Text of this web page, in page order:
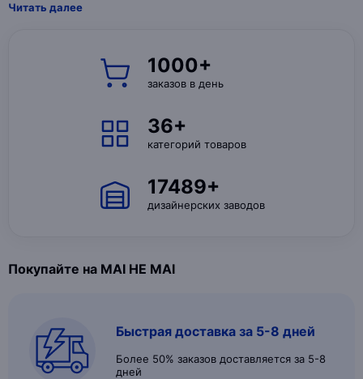
Читать далее
1000+
заказов в день
36+
категорий товаров
17489+
дизайнерских заводов
Покупайте на MAI HE MAI
Быстрая доставка за 5-8 дней
Более 50% заказов доставляется за 5-8
дней